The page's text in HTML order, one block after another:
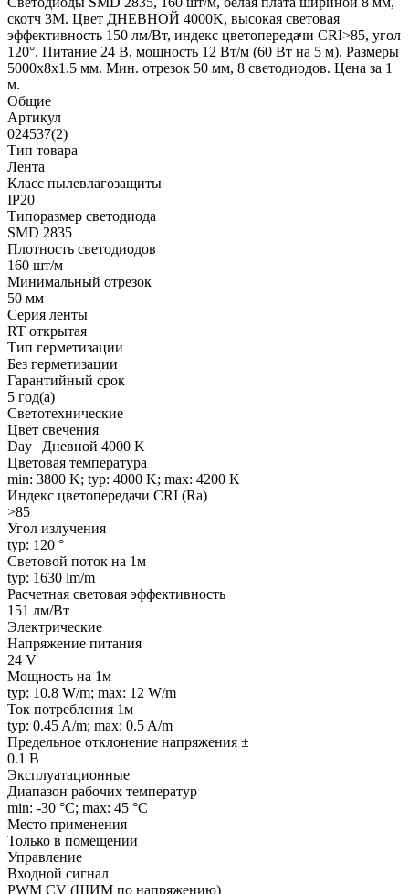
скотч 3M. Цвет ДНЕВНОЙ 4000K, высокая световая
эффективность 150 лм/Вт, индекс цветопередачи CRI>85, угол
120°. Питание 24 В, мощность 12 Вт/м (60 Вт на 5 м). Размеры
5000x8x1.5 мм. Мин. отрезок 50 мм, 8 светодиодов. Цена за 1
м.
Общие
Артикул
024537(2)
Тип товара
Лента
Класс пылевлагозащиты
IP20
Типоразмер светодиода
SMD 2835
Плотность светодиодов
160 шт/м
Минимальный отрезок
50 мм
Серия ленты
RT открытая
Тип герметизации
Без герметизации
Гарантийный срок
5 год(а)
Светотехнические
Цвет свечения
Day | Дневной 4000 K
Цветовая температура
min: 3800 K; typ: 4000 K; max: 4200 K
Индекс цветопередачи CRI (Ra)
>85
Угол излучения
typ: 120 °
Световой поток на 1м
typ: 1630 lm/m
Расчетная световая эффективность
151 лм/Вт
Электрические
Напряжение питания
24 V
Мощность на 1м
typ: 10.8 W/m; max: 12 W/m
Ток потребления 1м
typ: 0.45 A/m; max: 0.5 A/m
Предельное отклонение напряжения ±
0.1 В
Эксплуатационные
Диапазон рабочих температур
min: -30 °C; max: 45 °C
Место применения
Только в помещении
Управление
Входной сигнал
PWM СV (ШИМ по напряжению)